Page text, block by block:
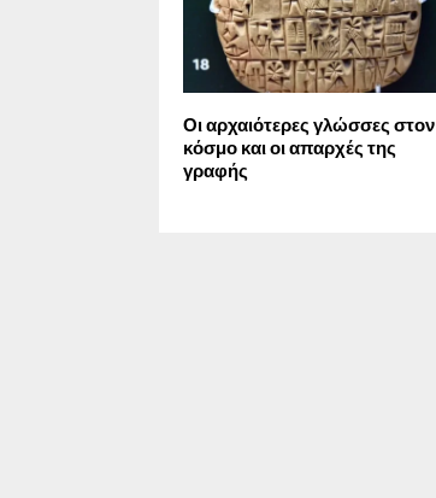
Οι αρχαιότερες γλώσσες στον
κόσμο και οι απαρχές της
γραφής